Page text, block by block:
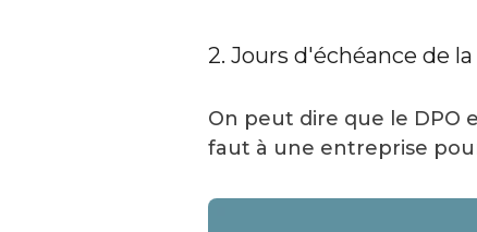
2. Jours d'échéance de
On peut dire que le DPO
faut à une entreprise